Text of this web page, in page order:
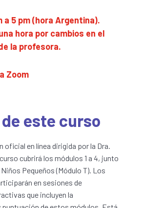
a 5 pm (hora Argentina).
hora por cambios en el
la profesora.
Zoom
este curso
oficial en línea dirigida por la Dra.
cubrirá los módulos 1 a 4, junto
Pequeños (Módulo T). Los
en sesiones de
que incluyen la